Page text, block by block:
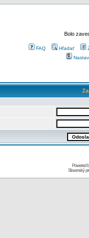
Bolo
FAQ Hľadať
Powered
Slovenský